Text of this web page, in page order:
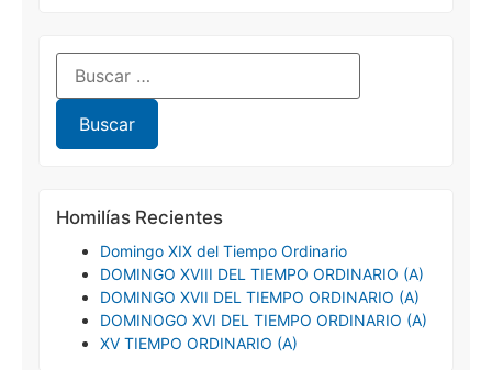
Homilías Recientes
Domingo XIX del Tiempo Ordinario
DOMINGO XVIII DEL TIEMPO ORDINARIO (A)
DOMINGO XVII DEL TIEMPO ORDINARIO (A)
DOMINOGO XVI DEL TIEMPO ORDINARIO (A)
XV TIEMPO ORDINARIO (A)